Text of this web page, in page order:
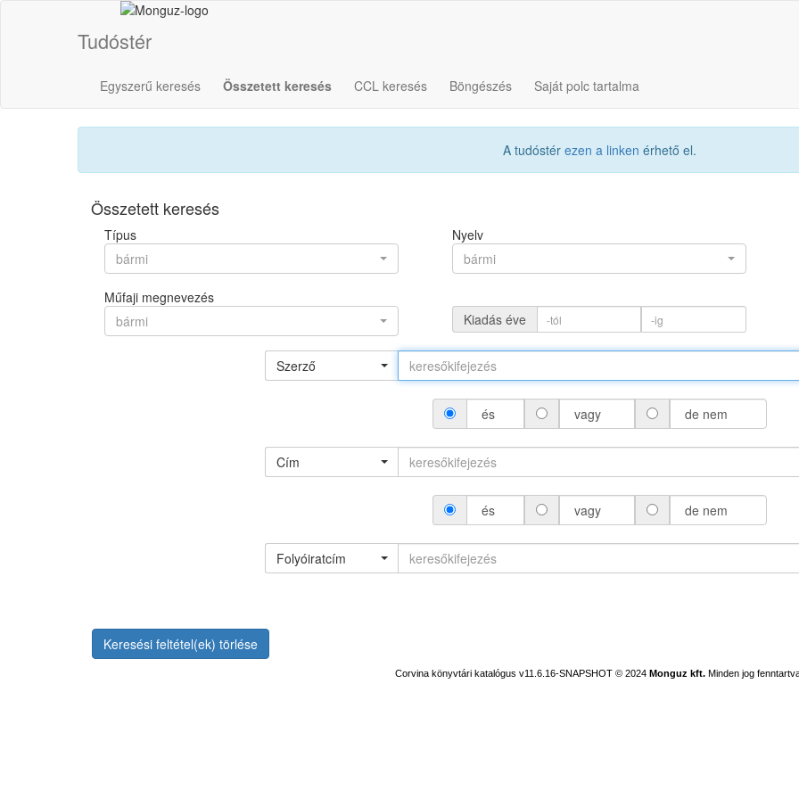
Tudóstér
Egyszerű keresés Összetett keresés CCL keresés Böngészés Saját polc tartalma
A tudóstér ezen a linken érhető el.
Összetett keresés
Típus
bármi
Nyelv
bármi
Műfaji megnevezés
bármi
Kiadás éve
Szerző
és vagy de nem
Cím
és vagy de nem
Folyóiratcím
Keresési feltétel(ek) törlése
Corvina könyvtári katalógus v11.6.16-SNAPSHOT © 2024 Monguz kft. Minden jog